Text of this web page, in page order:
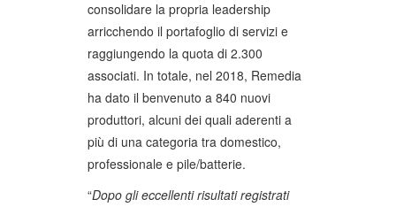
consolidare la propria leadership
arricchendo il portafoglio di servizi e
raggiungendo la quota di 2.300
associati. In totale, nel 2018, Remedia
ha dato il benvenuto a 840 nuovi
produttori, alcuni dei quali aderenti a
più di una categoria tra domestico,
professionale e pile/batterie.
“Dopo gli eccellenti risultati registrati